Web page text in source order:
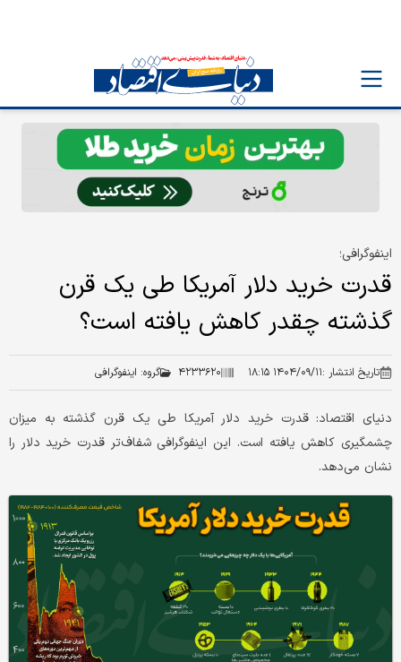
اینفوگرافی؛
قدرت خرید دلار آمریکا طی یک قرن
گذشته چقدر کاهش یافته است؟
تاریخ انتشار :۱۴۰۴/۰۹/۱۱ ۱۸:۱۵ ۴۲۳۳۶۲۰ گروه: اینفوگرافی
دنیای اقتصاد: قدرت خرید دلار آمریکا طی یک قرن گذشته به میزان
چشمگیری کاهش یافته است. این اینفوگرافی شفاف‌تر قدرت خرید دلار را
نشان می‌دهد.